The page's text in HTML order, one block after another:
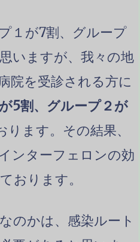
１が7割、グループ
いますが、我々の地
院を受診される方に
5割、グループ２が
ります。その結果、
ンターフェロンの効
おります。
のかは、感染ルート